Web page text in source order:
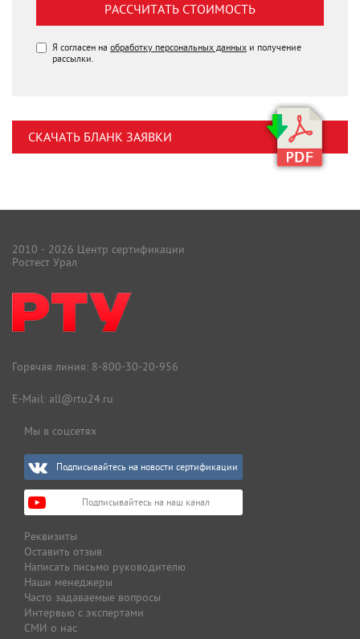
РАССЧИТАТЬ СТОИМОСТЬ
Я согласен на обработку персональных данных и получение
рассылки.
СКАЧАТЬ БЛАНК ЗАЯВКИ
2010 - 2026 Центр сертификации
Ростест Урал
Горячая линия: 8-800-30-20-956
E-Mail: all@rtu24.ru
Мы в соцсетях
Подписывайтесь на новости сертификации
Подписывайтесь на наш канал
Реквизиты
Оставить отзыв
Написать письмо руководителю
Наши менеджеры
Часто задаваемые вопросы
Интервью с экспертами
СМИ о нас